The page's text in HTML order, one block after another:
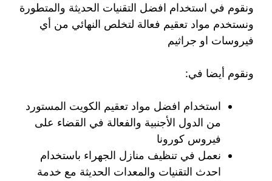
ونقوم في استخدام افضل التقنيات الحديثة والمتطورة
ونستخدم مواد تعقيم فعالة لتخلص النهائي من أي
فيروسات او جراثيم
ونقوم أيضا في:
استخدام افضل مواد تعقيم الكويت المستورد
من الدول الأجنبية والفعالة في القضاء على
فيروس كورونا
نعمل في تنظيف منازل الجهراء باستخدام
احدث التقنيات والمعدات الحديثة مع خدمة